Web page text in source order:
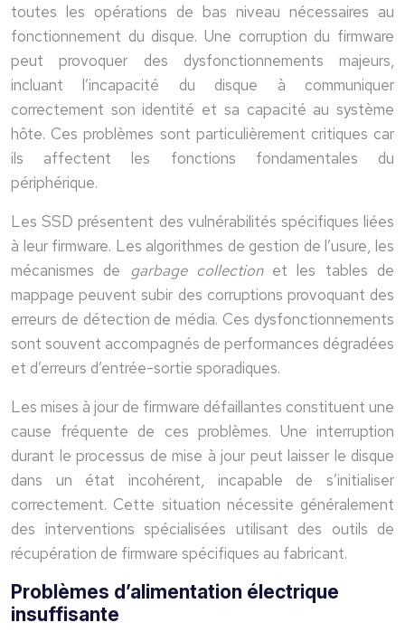
toutes les opérations de bas niveau nécessaires au
fonctionnement du disque. Une corruption du firmware
peut provoquer des dysfonctionnements majeurs,
incluant l’incapacité du disque à communiquer
correctement son identité et sa capacité au système
hôte. Ces problèmes sont particulièrement critiques car
ils affectent les fonctions fondamentales du
périphérique.
Les SSD présentent des vulnérabilités spécifiques liées
à leur firmware. Les algorithmes de gestion de l’usure, les
mécanismes de
garbage collection et les tables de
mappage peuvent subir des corruptions provoquant des
erreurs de détection de média. Ces dysfonctionnements
sont souvent accompagnés de performances dégradées
et d’erreurs d’entrée-sortie sporadiques.
Les mises à jour de firmware défaillantes constituent une
cause fréquente de ces problèmes. Une interruption
durant le processus de mise à jour peut laisser le disque
dans un état incohérent, incapable de s’initialiser
correctement. Cette situation nécessite généralement
des interventions spécialisées utilisant des outils de
récupération de firmware spécifiques au fabricant.
Problèmes d’alimentation électrique
insuffisante